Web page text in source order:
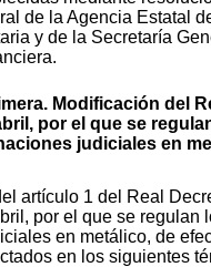
de la Agencia Estatal
y de la Secretaría
Modificación del
por el que se
judiciales en
artículo 1 del Real
por el que se regulan
en metálico, de
en los siguientes